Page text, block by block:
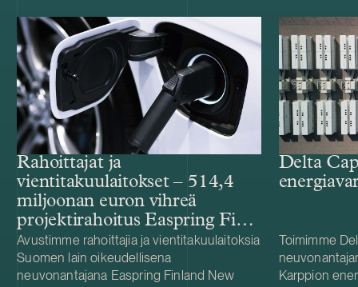
Rahoittajat ja
vientitakuulaitokset – 514,4
miljoonan euron vihreä
projektirahoitus Easpring Finland
New Materialsin CAM-
tehtaalle
Avustimme rahoittajia ja vientitakuulaitoksia
Suomen lain oikeudellisena
neuvonantajana Easpring Finland New
Delta
Toimimme
Karppion